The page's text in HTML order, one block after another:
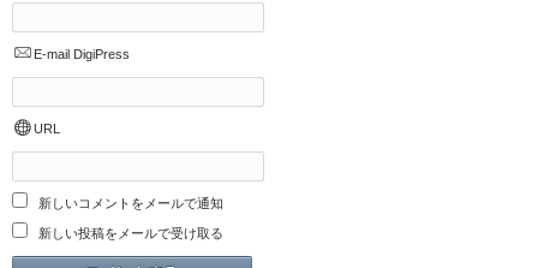
E-mail DigiPress
URL
新しいコメントをメールで通知
新しい投稿をメールで受け取る